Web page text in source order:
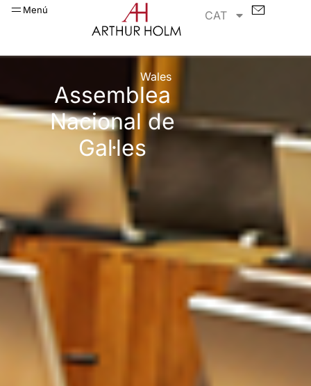
Menú CAT
Wales
Assemblea
Nacional de
Gal·les